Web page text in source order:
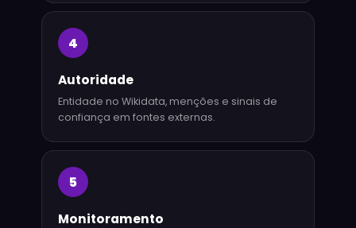
4
Autoridade
Entidade no Wikidata, menções e sinais de
confiança em fontes externas.
5
Monitoramento